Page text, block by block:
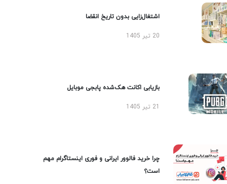
اشتغال‌زایی بدون تاریخ انقضا
20 تیر 1405
بازیابی اکانت هک‌شده پابجی موبایل
چرا خرید فالوور ایرانی و فوری اینستاگرام مهم
است؟